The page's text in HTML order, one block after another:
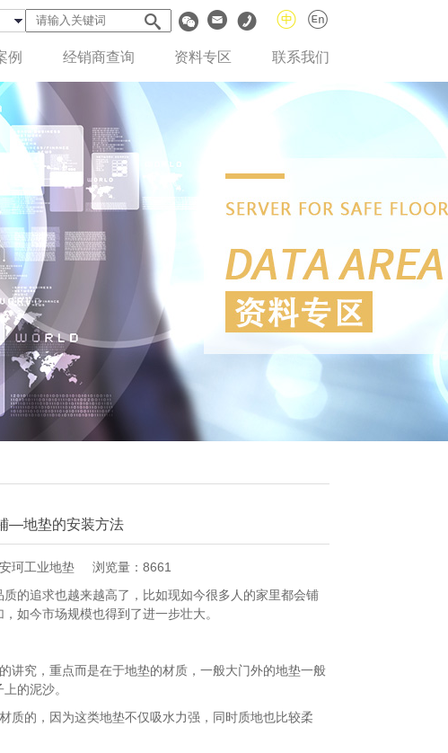
例 经销商查询 资料专区 联系我们
—地垫的安装方法
珂工业地垫
浏览量：8661
追求也越来越高了，比如现如今很多人的家里都会铺
如今市场规模也得到了进一步壮大。
究，重点而是在于地垫的材质，一般大门外的地垫一般
的泥沙。
的，因为这类地垫不仅吸水力强，同时质地也比较柔